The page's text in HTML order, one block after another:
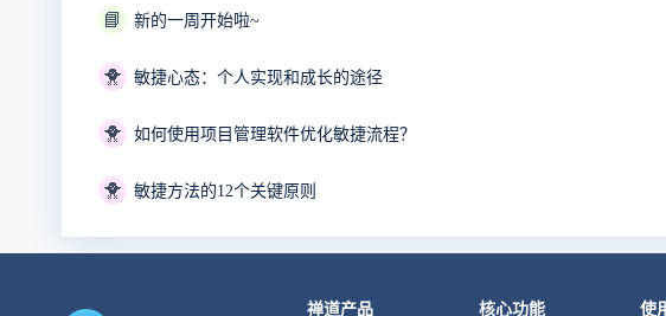
📘 新的一周开始啦~
🐥 敏捷心态：个人实现和成长的途径
🐥 如何使用项目管理软件优化敏捷流程？
🐥 敏捷方法的12个关键原则
禅道产品 核心功能 使